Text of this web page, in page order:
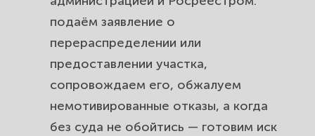
подаём заявление о
перераспределении или
предоставлении участка,
сопровождаем его, обжалуем
немотивированные отказы, а когда
без суда не обойтись — готовим иск